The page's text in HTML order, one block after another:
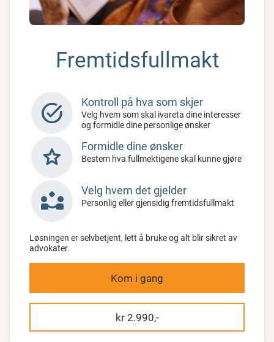
Fremtidsfullmakt
task_alt Kontroll på hva som skjer
Velg hvem som skal ivareta dine interesser
og formidle dine personlige ønsker
star Formidle dine ønsker
Bestem hva fullmektigene skal kunne gjøre
partner_exchange Velg hvem det gjelder
Personlig eller gjensidig fremtidsfullmakt
Løsningen er selvbetjent, lett å bruke og alt blir sikret av
advokater.
Kom i gang
kr 2.990,-